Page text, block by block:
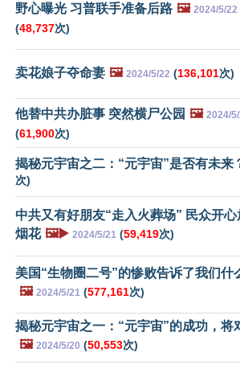
野心曝光 习普联手准备后路 🖼️ 2024/5/22
(48,737次)
卖花娘子夺命妻 🖼️ 2024/5/22 (136,101次)
他替中共办脏事 突然横尸公园 🖼️ 2024/
(61,900次)
揭秘元宇宙之二：“元宇宙”是否有未来
次)
中共又有好朋友“走入火葬场” 民众开心
烟花 🖼️▶️ 2024/5/21 (59,419次)
美国“生物圈二号”的惨败告诉了我们什
🖼️ 2024/5/21 (577,161次)
揭秘元宇宙之一：“元宇宙”的成功，将
🖼️ 2024/5/20 (50,553次)